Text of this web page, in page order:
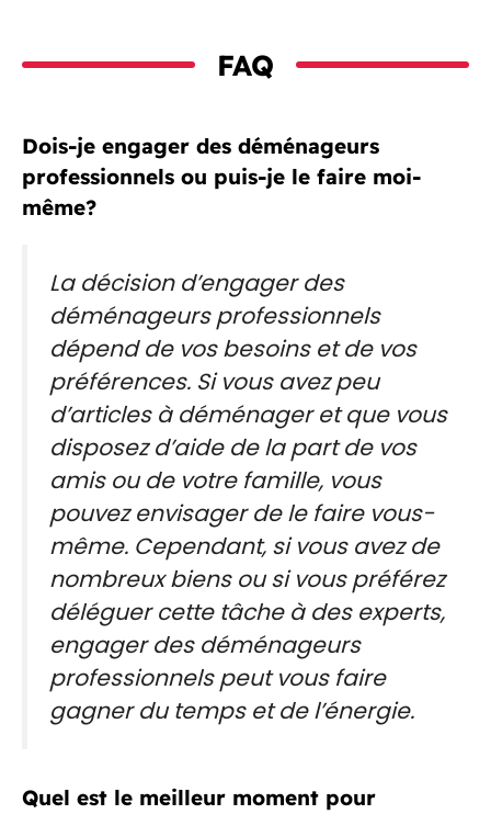
FAQ
Dois-je engager des déménageurs
professionnels ou puis-je le faire moi-
même?
La décision d’engager des
déménageurs professionnels
dépend de vos besoins et de vos
préférences. Si vous avez peu
d’articles à déménager et que vous
disposez d’aide de la part de vos
amis ou de votre famille, vous
pouvez envisager de le faire vous-
même. Cependant, si vous avez de
nombreux biens ou si vous préférez
déléguer cette tâche à des experts,
engager des déménageurs
professionnels peut vous faire
gagner du temps et de l’énergie.
Quel est le meilleur moment pour